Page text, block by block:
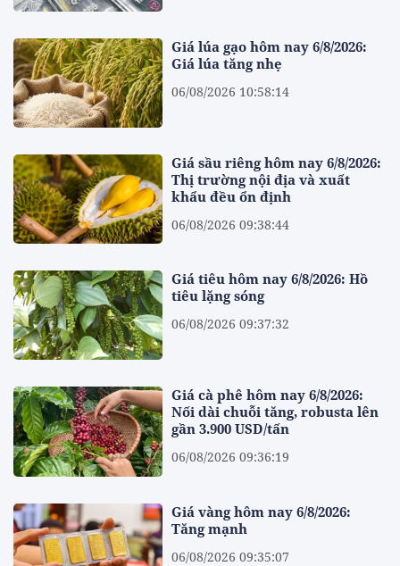
Giá lúa gạo hôm nay 6/8/2026:
Giá lúa tăng nhẹ
06/08/2026 10:58:14
Giá sầu riêng hôm nay 6/8/2026:
Thị trường nội địa và xuất
khẩu đều ổn định
06/08/2026 09:38:44
Giá tiêu hôm nay 6/8/2026: Hồ
tiêu lặng sóng
06/08/2026 09:37:32
Giá cà phê hôm nay 6/8/2026:
Nối dài chuỗi tăng, robusta lên
gần 3.900 USD/tấn
06/08/2026 09:36:19
Giá vàng hôm nay 6/8/2026:
Tăng mạnh
06/08/2026 09:35:07